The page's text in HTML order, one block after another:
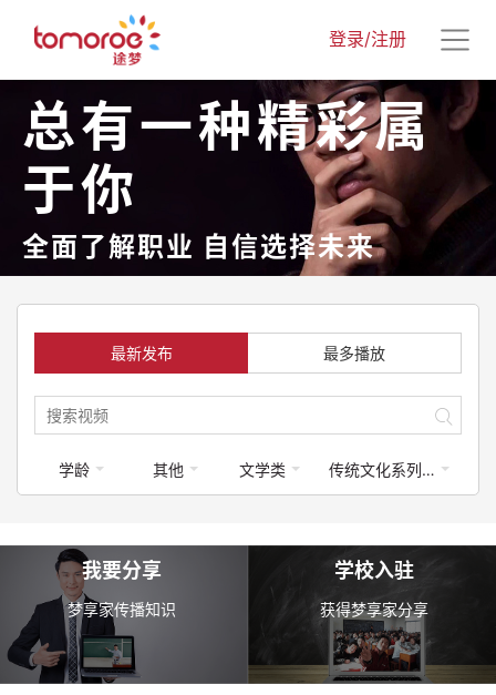
登录/注册
总有一种精彩属
于你
全面了解职业 自信选择未来
最新发布 最多播放
学龄 其他 文学类 传统文化系列课程
我要分享
梦享家传播知识
学校入驻
获得梦享家分享